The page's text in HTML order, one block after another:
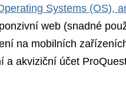
Systems (OS),
web (snadné
na mobilních
a akviziční účet